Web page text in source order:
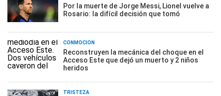
Por la muerte de Jorge Messi, Lionel vuelve a
Rosario: la difícil decisión que tomó
CONMOCIÓN
Reconstruyen la mecánica del choque en el
Acceso Este que dejó un muerto y 2 niños
heridos
TRISTEZA